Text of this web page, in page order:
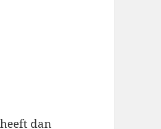
dan